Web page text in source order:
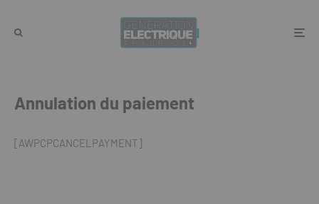
Annulation du paiement
[AWPCPCANCELPAYMENT]